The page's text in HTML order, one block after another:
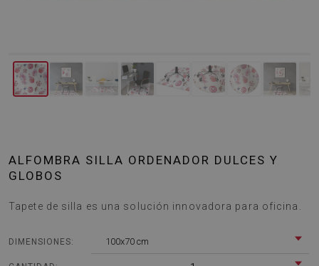
ALFOMBRA SILLA ORDENADOR DULCES Y
GLOBOS
Tapete de silla es una solución innovadora para oficina.
DIMENSIONES: 100x70 cm